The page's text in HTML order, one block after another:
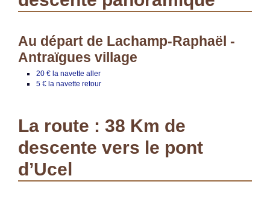
Au départ de Lachamp-Raphaël -
Antraïgues village
20 € la navette aller
5 € la navette retour
La route : 38 Km de
descente vers le pont
d’Ucel